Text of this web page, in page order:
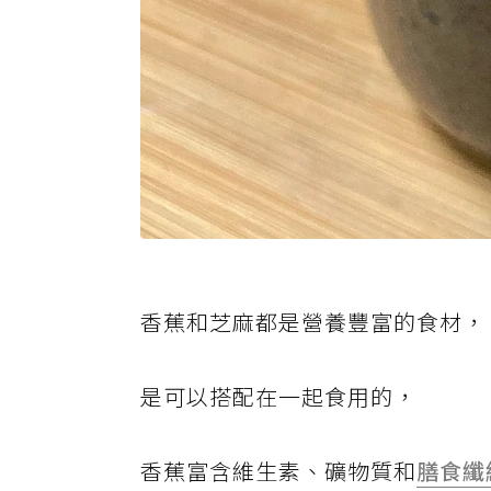
香蕉和芝麻都是營養豐富的食材，
是可以搭配在一起食用的，
香蕉富含維生素、礦物質和膳食